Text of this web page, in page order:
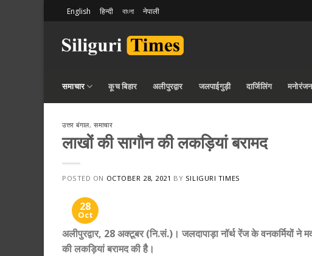
content
English हिन्दी বাংলা नेपाली
समाचार कूच बिहार अलीपुरद्वार जलपाईगुड़ी दार्जिलिंग मनोरंजन
उत्तर बंगाल,समाचार
लाखों की सागौन की लकड़ियां बरामद
POSTED ON OCTOBER 28, 2021 BY SILIGURI TIMES
28
Oct
अलीपुरद्वार, 28 अक्टूबर (नि.सं.)। जलदापाड़ा नॉर्थ रेंज के वनकर्मियों
की लकड़ियां बरामद की हैै।